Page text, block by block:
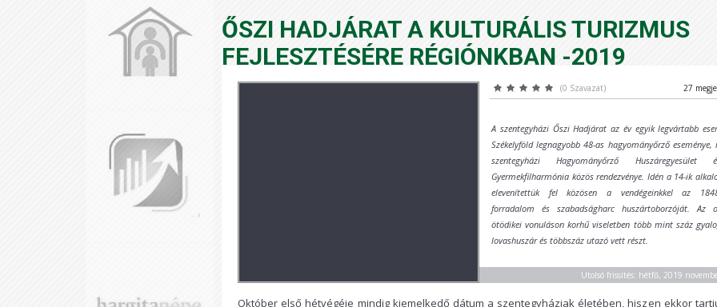
ŐSZI HADJÁRAT A KULTURÁLIS TURIZMUS
FEJLESZTÉSÉRE RÉGIÓNKBAN -2019
(0 Szavazat) 27
A szentegyházi Őszi Hadjárat az év egyik legvártabb
Székelyföld legnagyobb 48-as hagyományőrző eseménye,
szentegyházi Hagyományőrző
Gyermekfilharmónia közös rendezvénye. Idén a 14-ik
elevenítettük fel közösen a vendégeinkkel az
forradalom és szabadságharc huszártoborzóját. Az
ötödikei vonuláson korhű viseletben több mint száz
lovashuszár és többszáz utazó vett részt.
Utolsó frissítés: hétfő, 2019
Október első hétvégéje mindig kiemelkedő dátum a szentegyháziak életében, hiszen ekkor